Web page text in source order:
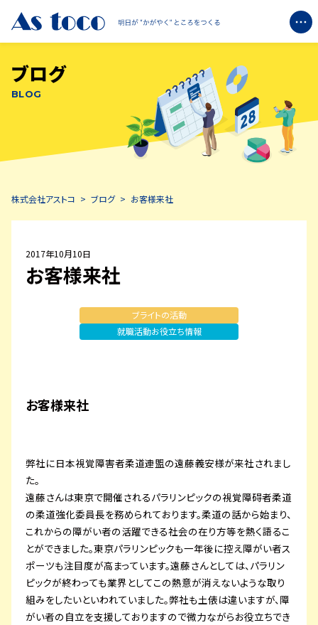
企業情報
+
エコミットについて +
ブログ
お知らせ
プライバシーポリシー
BLOG
ブログ
株式会社アストコ > ブログ > お客様来社
2017年10月10日
お客様来社
ブライトの活動
就職活動お役立ち情報
お客様来社
弊社に日本視覚障害者柔道連盟の遠藤義安様が来社されまし
た。
遠藤さんは東京で開催されるパラリンピックの視覚障碍者柔道
の柔道強化委員長を務められております。柔道の話から始まり、
これからの障がい者の活躍できる社会の在り方等を熱く語るこ
とができました。東京パラリンピックも一年後に控え障がい者ス
ポーツも注目度が高まっています。遠藤さんとしては、パラリン
ピックが終わっても業界としてこの熱意が消えないような取り
組みをしたいといわれていました。弊社も土俵は違いますが、障
がい者の自立を支援しておりますので微力ながらお役立ちでき